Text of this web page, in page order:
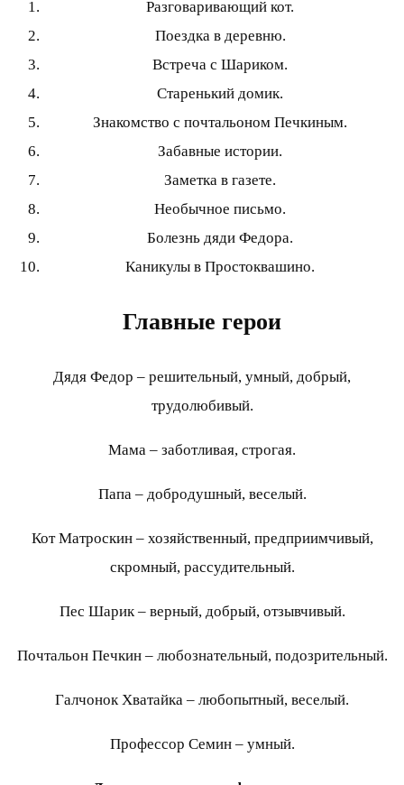
Разговаривающий кот.
Поездка в деревню.
Встреча с Шариком.
Старенький домик.
Знакомство с почтальоном Печкиным.
Забавные истории.
Заметка в газете.
Необычное письмо.
Болезнь дяди Федора.
Каникулы в Простоквашино.
Главные герои
Дядя Федор – решительный, умный, добрый,
трудолюбивый.
Мама – заботливая, строгая.
Папа – добродушный, веселый.
Кот Матроскин – хозяйственный, предприимчивый,
скромный, рассудительный.
Пес Шарик – верный, добрый, отзывчивый.
Почтальон Печкин – любознательный, подозрительный.
Галчонок Хватайка – любопытный, веселый.
Профессор Семин – умный.